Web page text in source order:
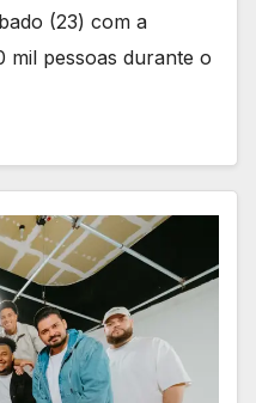
(23) com a
mil pessoas durante o